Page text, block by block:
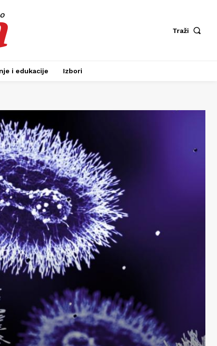
Traži
i edukacije Izbori